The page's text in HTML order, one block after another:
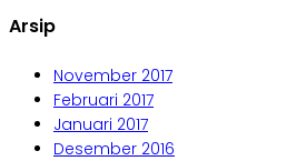
Arsip
November 2017
Februari 2017
Januari 2017
Desember 2016